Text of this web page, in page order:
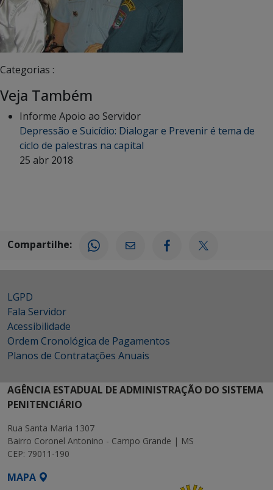
Categorias :
Veja Também
Informe Apoio ao Servidor
Depressão e Suicídio: Dialogar e Prevenir é tema de
ciclo de palestras na capital
25 abr 2018
Compartilhe:
LGPD
Fala Servidor
Acessibilidade
Ordem Cronológica de Pagamentos
Planos de Contratações Anuais
AGÊNCIA ESTADUAL DE ADMINISTRAÇÃO DO SISTEMA
PENITENCIÁRIO
Rua Santa Maria 1307
Bairro Coronel Antonino - Campo Grande | MS
CEP: 79011-190
MAPA